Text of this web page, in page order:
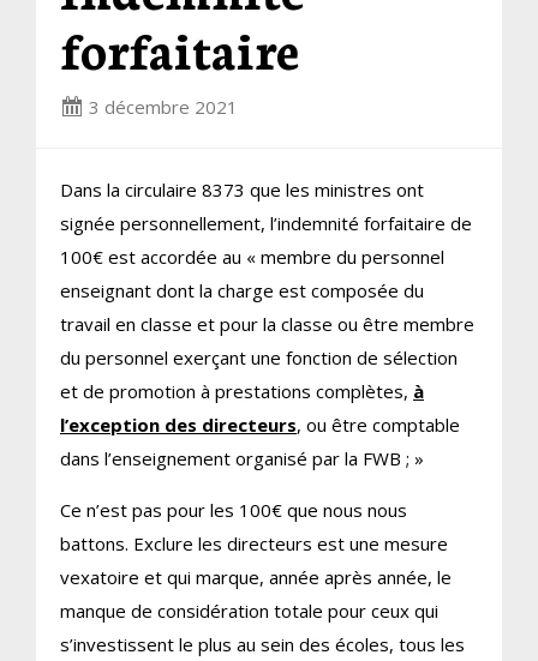
forfaitaire
3 décembre 2021
Dans la circulaire 8373 que les ministres ont
signée personnellement, l’indemnité forfaitaire de
100€ est accordée au « membre du personnel
enseignant dont la charge est composée du
travail en classe et pour la classe ou être membre
du personnel exerçant une fonction de sélection
et de promotion à prestations complètes, à
l’exception des directeurs, ou être comptable
dans l’enseignement organisé par la FWB ; »
Ce n’est pas pour les 100€ que nous nous
battons. Exclure les directeurs est une mesure
vexatoire et qui marque, année après année, le
manque de considération totale pour ceux qui
s’investissent le plus au sein des écoles, tous les